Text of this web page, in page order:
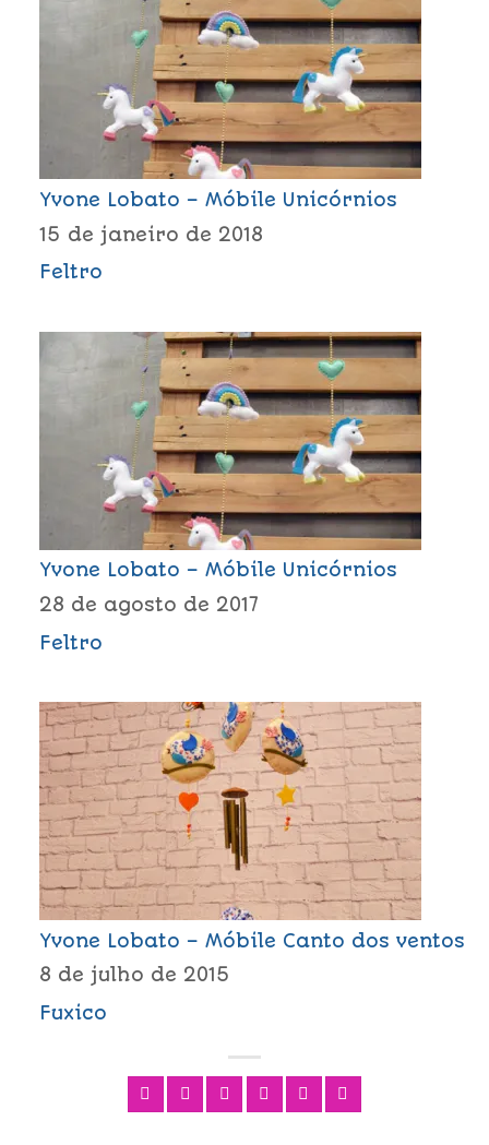
Yvone Lobato – Móbile Unicórnios
15 de janeiro de 2018
Feltro
Yvone Lobato – Móbile Unicórnios
28 de agosto de 2017
Feltro
Yvone Lobato – Móbile Canto dos ventos
8 de julho de 2015
Fuxico